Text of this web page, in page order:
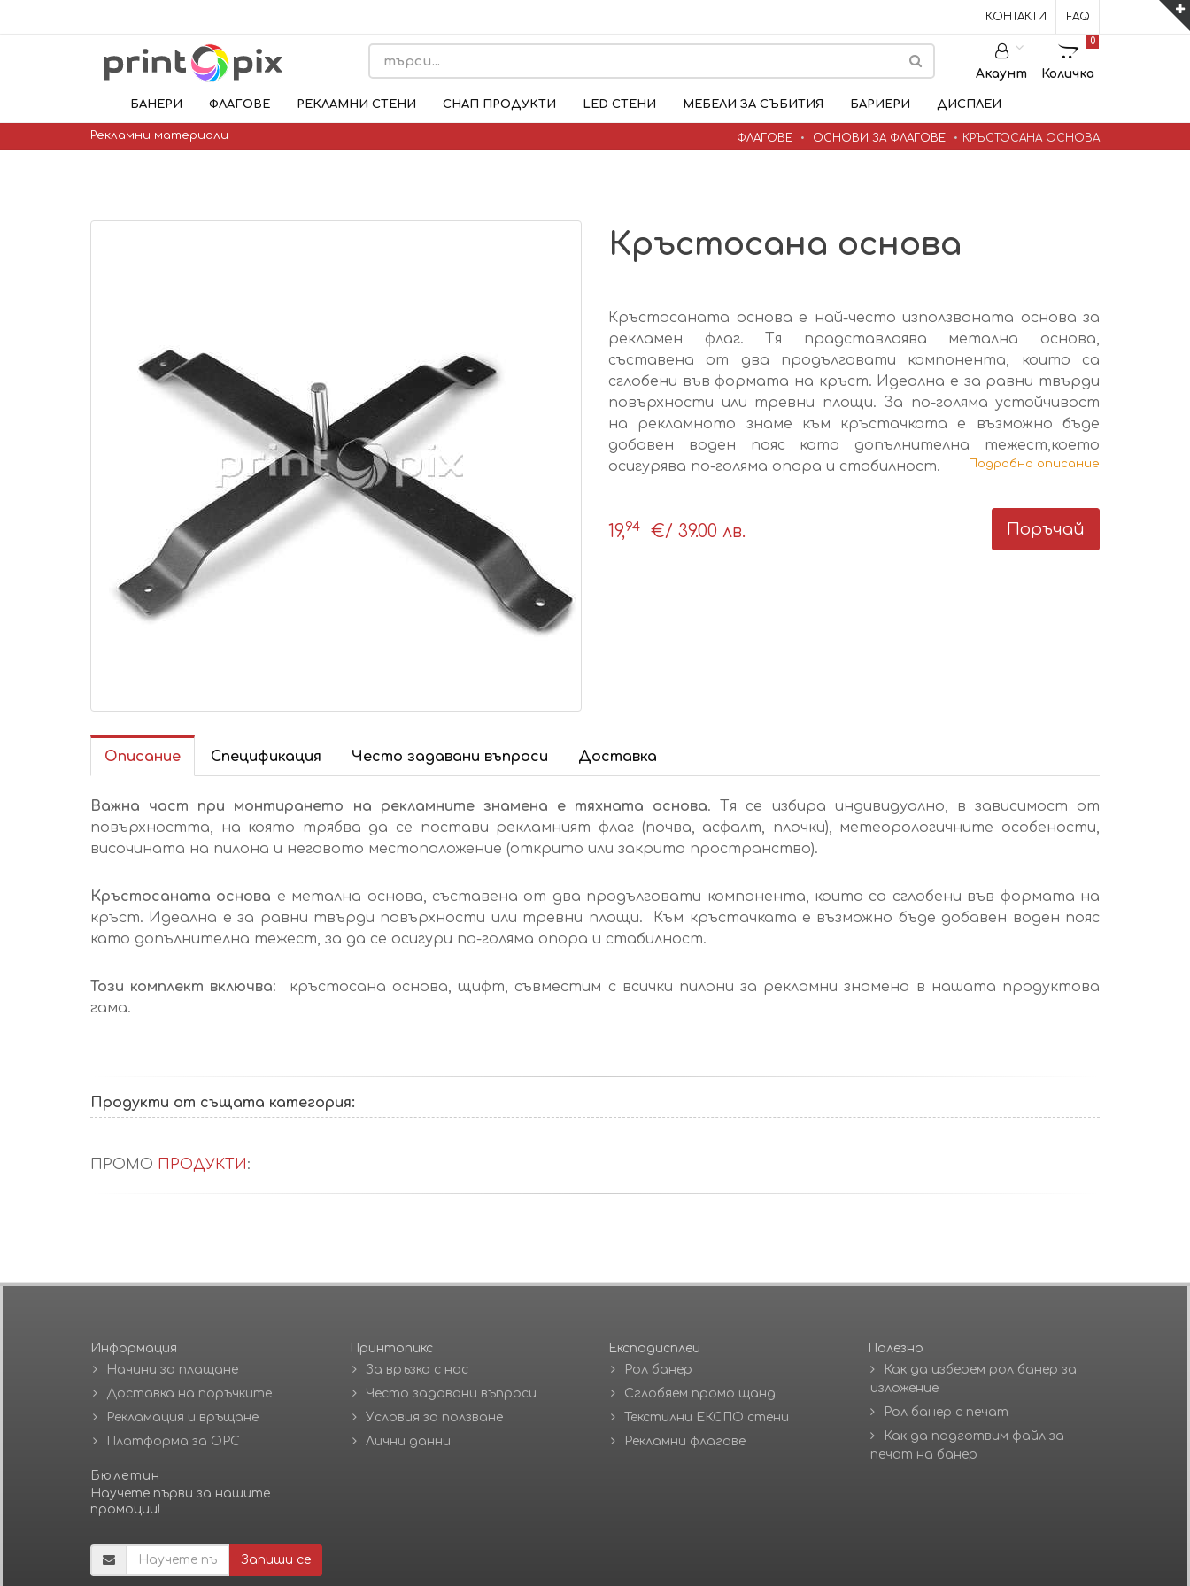
КОНТАКТИ FAQ
Акаунт
0
Количка
БАНЕРИ ФЛАГОВЕ РЕКЛАМНИ СТЕНИ СНАП ПРОДУКТИ LED СТЕНИ МЕБЕЛИ ЗА СЪБИТИЯ БАРИЕРИ ДИСПЛЕИ
ФЛАГОВЕ ОСНОВИ ЗА ФЛАГОВЕ КРЪСТОСАНА ОСНОВА
Рекламни материали
Кръстосана основа
Кръстосаната основа е най-често използваната основа за
рекламен флаг. Тя прадставлаява метална основа,
съставена от два продълговати компонента, които са
сглобени във формата на кръст. Идеална е за равни твърди
повърхности или тревни площи. За по-голяма устойчивост
на рекламното знаме към кръстачката е възможно бъде
добавен воден пояс като допълнителна тежест,което
осигурява по-голяма опора и стабилност.
Подробно описание
19,94 €/ 39.00 лв. Поръчай
Описание Спецификация Често задавани въпроси Доставка
Важна част при монтирането на рекламните знамена е тяхната основа. Тя се избира индивидуално, в зависимост от
повърхността, на която трябва да се постави рекламният флаг (почва, асфалт, плочки), метеорологичните особености,
височината на пилона и неговото местоположение (открито или закрито пространство).
Кръстосаната основа е метална основа, съставена от два продълговати компонента, които са сглобени във формата на
кръст. Идеална е за равни твърди повърхности или тревни площи. Към кръстачката е възможно бъде добавен воден пояс
като допълнителна тежест, за да се осигури по-голяма опора и стабилност.
Този комплект включва: кръстосана основа, щифт, съвместим с всички пилони за рекламни знамена в нашата продуктова
гама.
Продукти от същата категория:
ПРОМО ПРОДУКТИ :
Информация
Начини за плащане
Доставка на поръчките
Рекламация и връщане
Платформа за ОРС
Принтопикс
За връзка с нас
Често задавани въпроси
Условия за ползване
Лични данни
Експодисплеи
Рол банер
Сглобяем промо щанд
Текстилни ЕКСПО стени
Рекламни флагове
Полезно
Как да изберем рол банер за
изложение
Рол банер с печат
Как да подготвим файл за
печат на банер
Бюлетин
Научете първи за нашите
промоции!
Запиши се